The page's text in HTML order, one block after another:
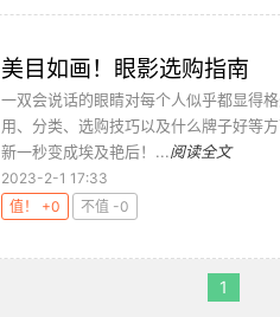
美目如画！眼影选购指南
一双会说话的眼睛对每个人似乎都显得
用、分类、选购技巧以及什么牌子好等
新一秒变成埃及艳后！...阅读全文
2023-2-1 17:33
值！ +0
不值 -0
1